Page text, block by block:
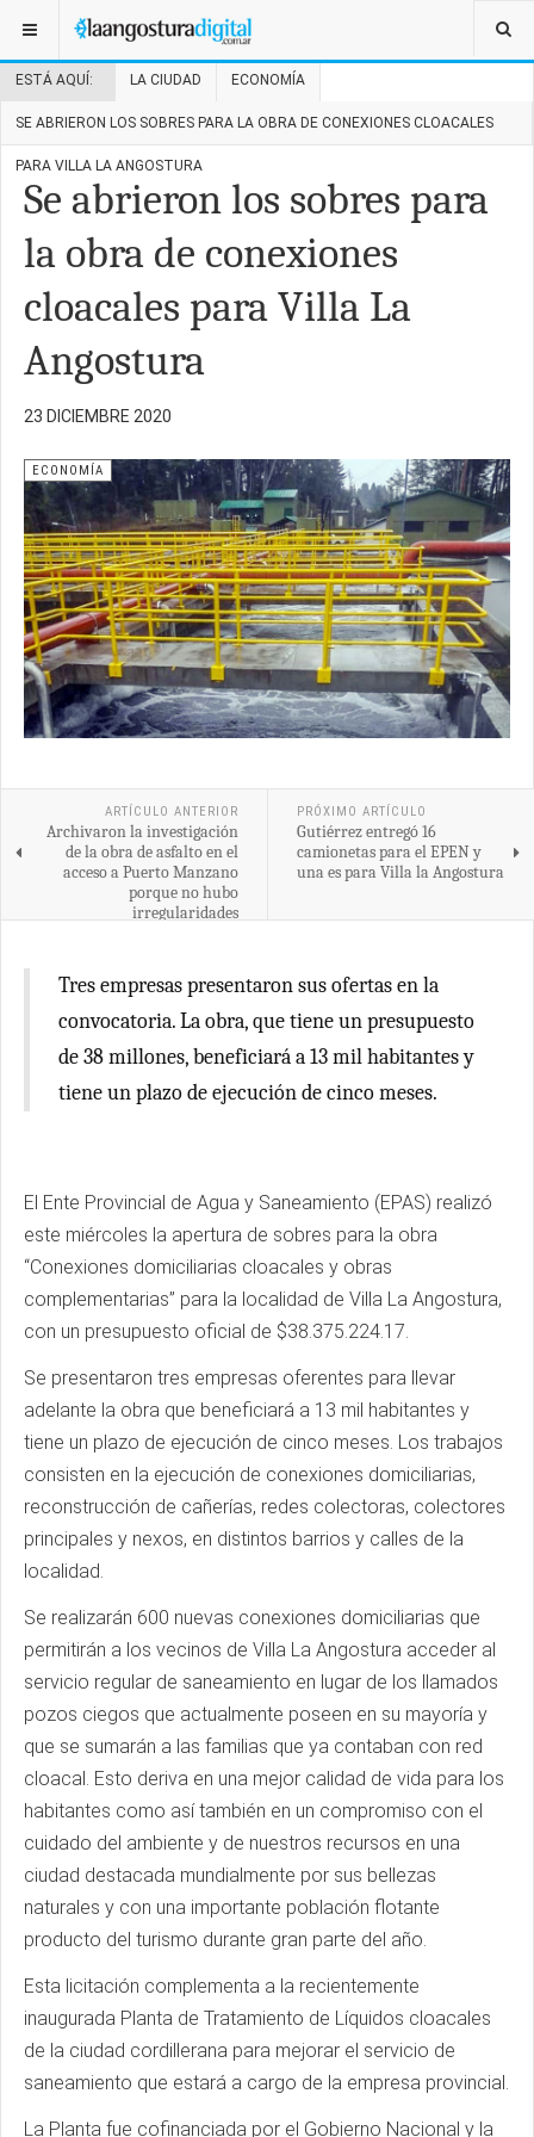
ESTÁ AQUÍ: LA CIUDAD ECONOMÍA
SE ABRIERON LOS SOBRES PARA LA OBRA DE CONEXIONES CLOACALES
PARA VILLA LA ANGOSTURA
Se abrieron los sobres para
la obra de conexiones
cloacales para Villa La
Angostura
23 DICIEMBRE 2020
ECONOMÍA
ARTÍCULO ANTERIOR
Archivaron la investigación
de la obra de asfalto en el
acceso a Puerto Manzano
porque no hubo
irregularidades
PRÓXIMO ARTÍCULO
Gutiérrez entregó 16
camionetas para el EPEN y
una es para Villa la Angostura
Tres empresas presentaron sus ofertas en la
convocatoria. La obra, que tiene un presupuesto
de 38 millones, beneficiará a 13 mil habitantes y
tiene un plazo de ejecución de cinco meses.
El Ente Provincial de Agua y Saneamiento (EPAS) realizó
este miércoles la apertura de sobres para la obra
“Conexiones domiciliarias cloacales y obras
complementarias” para la localidad de Villa La Angostura,
con un presupuesto oficial de $38.375.224.17.
Se presentaron tres empresas oferentes para llevar
adelante la obra que beneficiará a 13 mil habitantes y
tiene un plazo de ejecución de cinco meses. Los trabajos
consisten en la ejecución de conexiones domiciliarias,
reconstrucción de cañerías, redes colectoras, colectores
principales y nexos, en distintos barrios y calles de la
localidad.
Se realizarán 600 nuevas conexiones domiciliarias que
permitirán a los vecinos de Villa La Angostura acceder al
servicio regular de saneamiento en lugar de los llamados
pozos ciegos que actualmente poseen en su mayoría y
que se sumarán a las familias que ya contaban con red
cloacal. Esto deriva en una mejor calidad de vida para los
habitantes como así también en un compromiso con el
cuidado del ambiente y de nuestros recursos en una
ciudad destacada mundialmente por sus bellezas
naturales y con una importante población flotante
producto del turismo durante gran parte del año.
Esta licitación complementa a la recientemente
inaugurada Planta de Tratamiento de Líquidos cloacales
de la ciudad cordillerana para mejorar el servicio de
saneamiento que estará a cargo de la empresa provincial.
La Planta fue cofinanciada por el Gobierno Nacional y la